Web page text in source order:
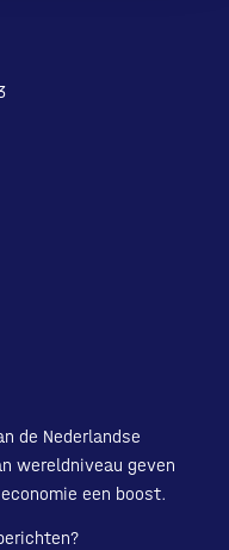
de Nederlandse
wereldniveau geven
een boost.